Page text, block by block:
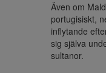
Även om
portugisiskt,
inflytande
sig själva
sultanor.